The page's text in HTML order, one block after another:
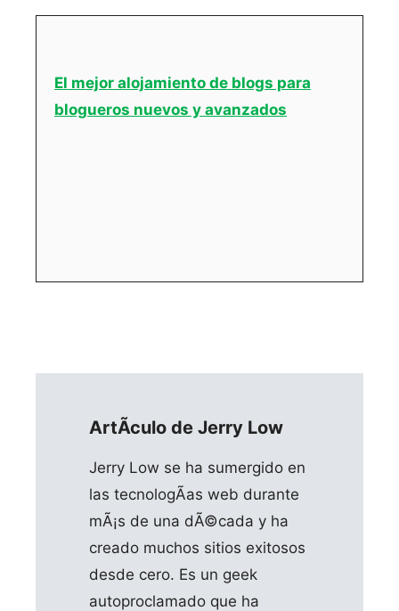
El mejor alojamiento de blogs para
blogueros nuevos y avanzados
ArtÃ­culo de Jerry Low
Jerry Low se ha sumergido en
las tecnologÃ­as web durante
mÃ¡s de una dÃ©cada y ha
creado muchos sitios exitosos
desde cero. Es un geek
autoproclamado que ha